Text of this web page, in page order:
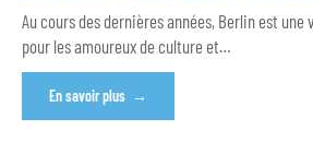
Au cours des dernières années, Berlin est une
pour les amoureux de culture et…
En savoir plus